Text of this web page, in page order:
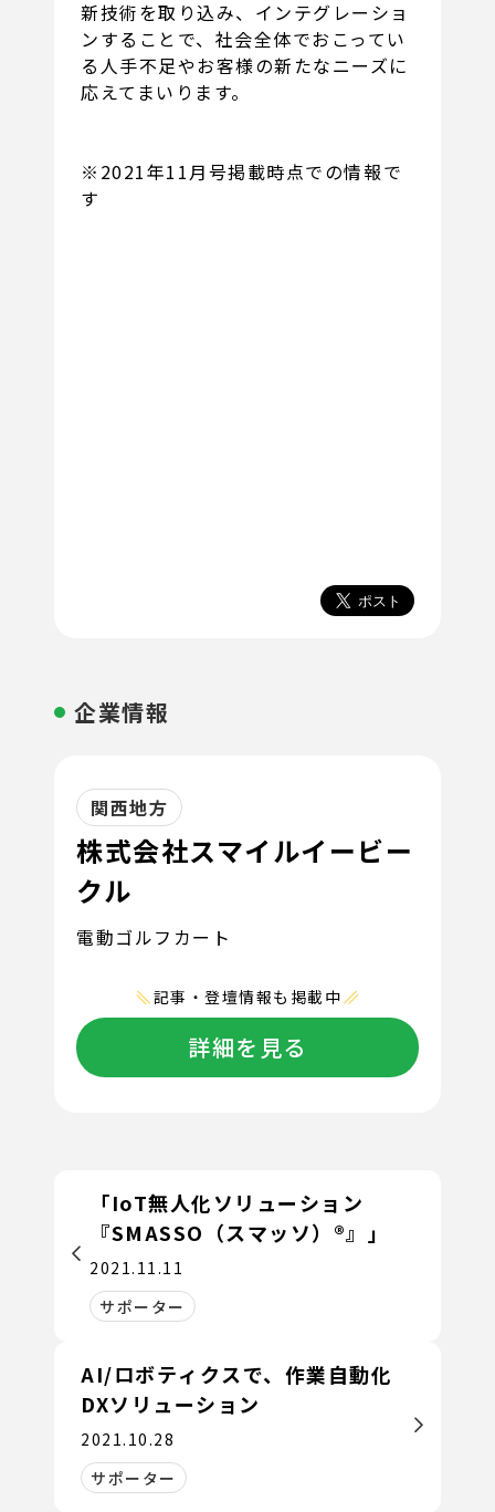
新技術を取り込み、インテグレーショ
ンすることで、社会全体でおこってい
る人手不足やお客様の新たなニーズに
応えてまいります。
※2021年11月号掲載時点での情報で
す
企業情報
関西地方
株式会社スマイルイービー
クル
電動ゴルフカート
記事・登壇情報も掲載中
詳細を見る
「IoT無人化ソリューション
『SMASSO（スマッソ）®』」
2021.11.11
サポーター
AI/ロボティクスで、作業自動化
DXソリューション
2021.10.28
サポーター